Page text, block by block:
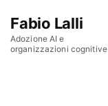
Fabio Lalli
Adozione AI e
organizzazioni cognitive